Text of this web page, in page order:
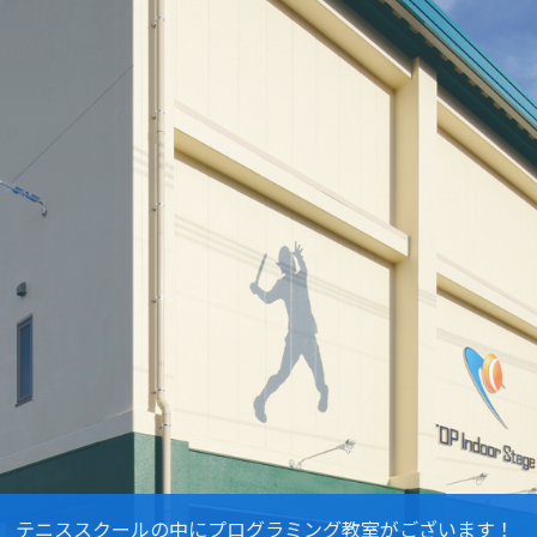
停留所
田駅・ブリリア多摩・富士多摩ビル・多摩センター駅・京王
詳細はスクールまでお問い合わせください。